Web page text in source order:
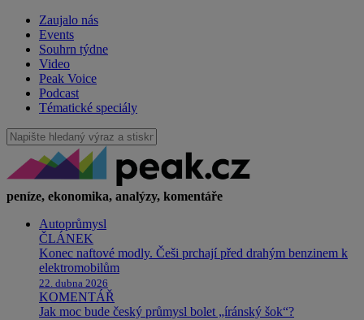
Zaujalo nás
Events
Souhrn týdne
Video
Peak Voice
Podcast
Tématické speciály
peníze, ekonomika, analýzy, komentáře
Autoprůmysl
ČLÁNEK
Konec naftové modly. Češi prchají před drahým benzinem k
elektromobilům
22. dubna 2026
KOMENTÁŘ
Jak moc bude český průmysl bolet „íránský šok“?